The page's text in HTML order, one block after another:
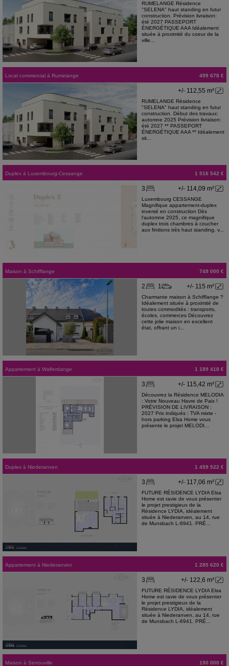
RUMELANGE Résidence
"SELENA" haut standing en futur
construction. Prévision livraison:
été 2027 PASSEPORT
ÉNERGÉTIQUE AAA Idéalement
située à proximité du coeur de la
ville...
Local commercial à Rumelange 499 678 €
+/- 112,55 m²
RUMELANGE Résidence
"SELENA" haut standing en futur
construction. Début des travaux:
automne 2025 Prévision livraison:
été 2027 ** PASSEPORT
ÉNERGÉTIQUE AAA ** Idéalement
sit...
Duplex à Luxembourg-Cessange 1 516 542 €
+/- 114,09 m²
3
Luxembourg CESSANGE
Magnifique appartement-duplex
inversé en construction Dès
l'automne 2025, ce magnifique
duplex trois chambres à coucher
aux finitions très haut standing, v...
Maison à Schifflange 749 000 €
+/- 115 m²
2 1
Charmante maison à Schifflange ?
Idéalement située à proximité de
toutes commodités : transports,
écoles, commerces Découvrez
cette jolie maison en excellent
état, offrant un i...
Appartement à Walferdange 1 189 418 €
+/- 115,42 m²
3
Découvrez la Résidence MELODIA
: Votre Nouveau Havre de Paix !
PRÉVISION DE LIVRAISON :
2027 Prix indiqués : TVA mixte -
hors parking Elsa Home vous
présente le projet MELODI...
Duplex à Niederanven 1 459 522 €
+/- 117,06 m²
3
FUTURE RÉSIDENCE LYDIA Elsa
Home est ravie de vous présenter
le projet prestigieux de la
Résidence LYDIA, idéalement
située à Niederanven, au 14, rue
de Munsbach L-6941. PRÉ...
Appartement à Niederanven 1 285 620 €
+/- 122,6 m²
3
FUTURE RÉSIDENCE LYDIA Elsa
Home est ravie de vous présenter
le projet prestigieux de la
Résidence LYDIA, idéalement
située à Niederanven, au 14, rue
de Munsbach L-6941. PRÉ...
Maison à Serrouville 190 000 €